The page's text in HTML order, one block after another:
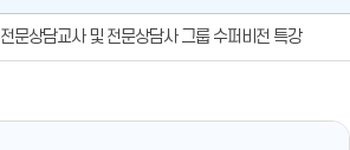
전문상담교사 및 전문상담사 그룹 수퍼비전 특강